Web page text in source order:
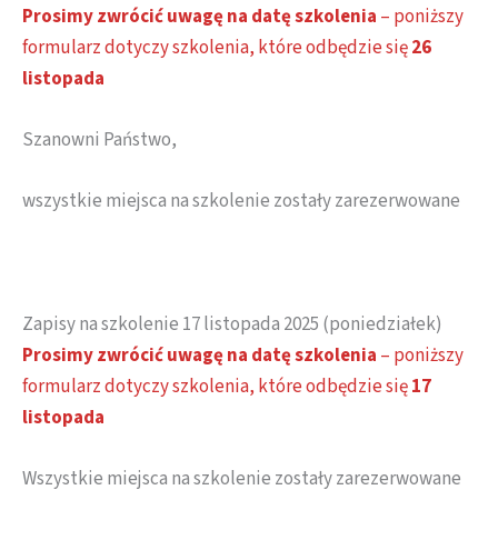
Prosimy zwrócić uwagę na datę szkolenia – poniższy
formularz dotyczy szkolenia, które odbędzie się26
listopada
Szanowni Państwo,
wszystkie miejsca na szkolenie zostały zarezerwowane
Zapisy na szkolenie 17 listopada 2025 (poniedziałek)
Prosimy zwrócić uwagę na datę szkolenia – poniższy
formularz dotyczy szkolenia, które odbędzie się17
listopada
Wszystkie miejsca na szkolenie zostały zarezerwowane